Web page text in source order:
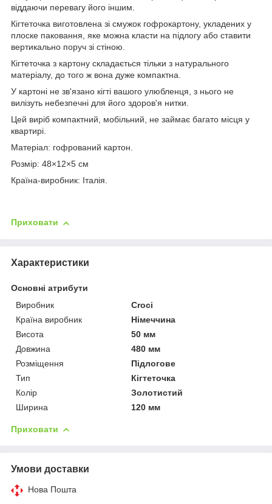
віддаючи перевагу його іншим.
Кігтеточка виготовлена зі смужок гофрокартону, укладених у
плоске паковання, яке можна класти на підлогу або ставити
вертикально поруч зі стіною.
Кігтеточка з картону складається тільки з натурального
матеріалу, до того ж вона дуже компактна.
У картоні не зв'язано кігті вашого улюбленця, з нього не
вилізуть небезпечні для його здоров'я нитки.
Цей виріб компактний, мобільний, не займає багато місця у
квартирі.
Матеріал: гофрований картон.
Розмір: 48×12×5 см
Країна-виробник: Італія.
Приховати
Характеристики
Основні атрибути
Виробник
Croci
Країна виробник
Німеччина
Висота
50 мм
Довжина
480 мм
Розміщення
Підлогове
Тип
Кігтеточка
Колір
Золотистий
Ширина
120 мм
Приховати
Умови доставки
Нова Пошта